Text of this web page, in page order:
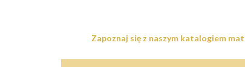
Zapoznaj się z naszym katalogiem